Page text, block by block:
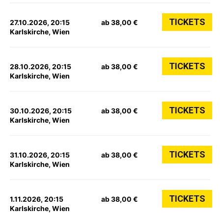
27.10.2026, 20:15
Karlskirche, Wien
ab 38,00 € TICKETS
28.10.2026, 20:15
Karlskirche, Wien
ab 38,00 € TICKETS
30.10.2026, 20:15
Karlskirche, Wien
ab 38,00 € TICKETS
31.10.2026, 20:15
Karlskirche, Wien
ab 38,00 € TICKETS
1.11.2026, 20:15
Karlskirche, Wien
ab 38,00 € TICKETS